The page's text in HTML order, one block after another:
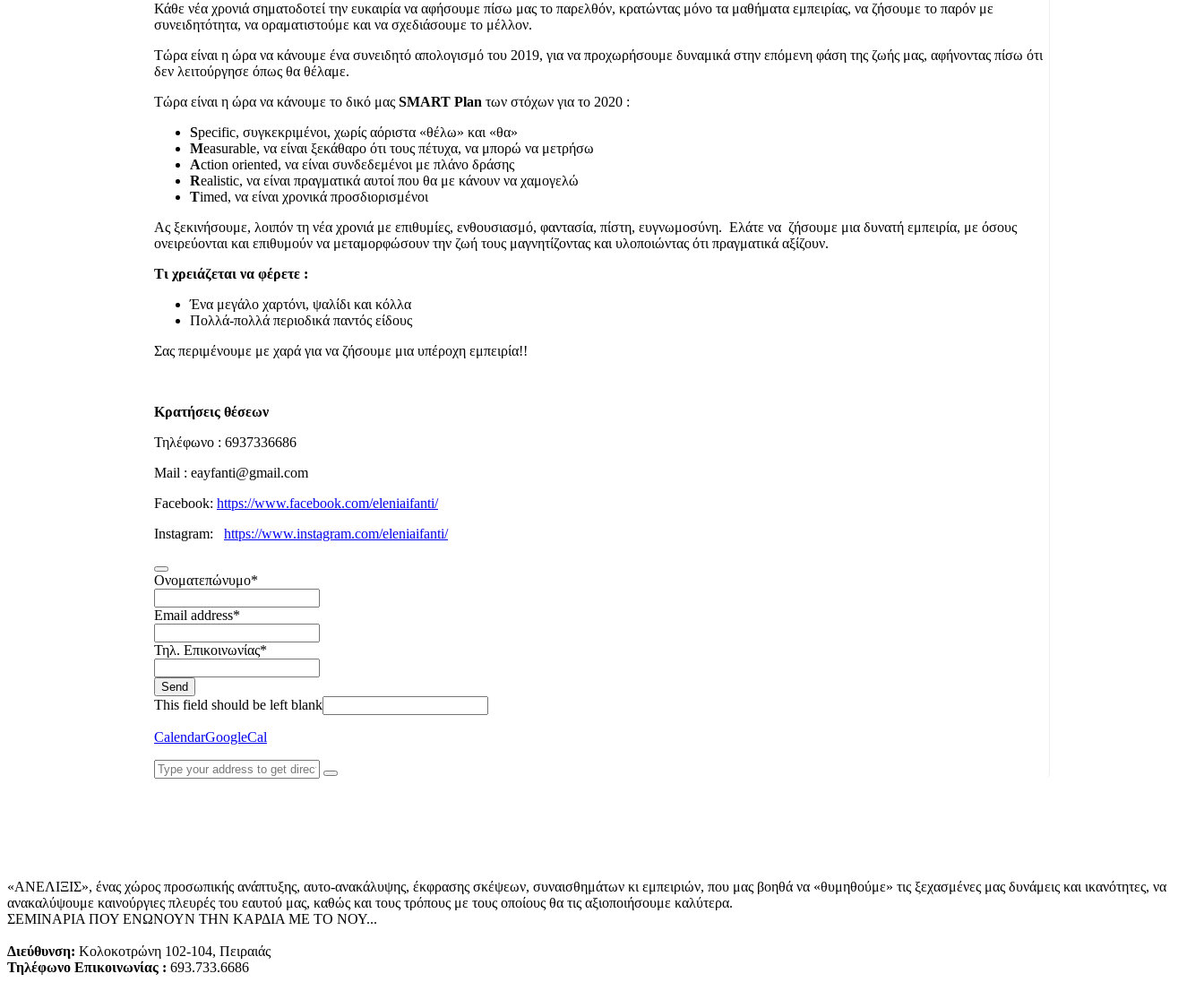
Κάθε νέα χρονιά σηματοδοτεί την ευκαιρία να αφήσουμε πίσω μας το παρελθόν, κρατώντας μόνο τα μαθήματα εμπειρίας, να ζήσουμε το παρόν με
συνειδητότητα, να οραματιστούμε και να σχεδιάσουμε το μέλλον.
Τώρα είναι η ώρα να κάνουμε ένα συνειδητό απολογισμό του 2019, για να προχωρήσουμε δυναμικά στην επόμενη φάση της ζωής μας, αφήνοντας πίσω ότι
δεν λειτούργησε όπως θα θέλαμε.
Τώρα είναι η ώρα να κάνουμε το δικό μας SMART Ρlan των στόχων για το 2020 :
Specific, συγκεκριμένοι, χωρίς αόριστα «θέλω» και «θα»
Measurable, να είναι ξεκάθαρο ότι τους πέτυχα, να μπορώ να μετρήσω
Action oriented, να είναι συνδεδεμένοι με πλάνο δράσης
Realistic, να είναι πραγματικά αυτοί που θα με κάνουν να χαμογελώ
Timed, να είναι χρονικά προσδιορισμένοι
Ας ξεκινήσουμε, λοιπόν τη νέα χρονιά με επιθυμίες, ενθουσιασμό, φαντασία, πίστη, ευγνωμοσύνη. Ελάτε να ζήσουμε μια δυνατή εμπειρία, με όσους
ονειρεύονται και επιθυμούν να μεταμορφώσουν την ζωή τους μαγνητίζοντας και υλοποιώντας ότι πραγματικά αξίζουν.
Τι χρειάζεται να φέρετε :
Ένα μεγάλο χαρτόνι, ψαλίδι και κόλλα
Πολλά-πολλά περιοδικά παντός είδους
Σας περιμένουμε με χαρά για να ζήσουμε μια υπέροχη εμπειρία!!
Κρατήσεις θέσεων
Τηλέφωνο : 6937336686
Mail : eayfanti@gmail.com
Facebook: https://www.facebook.com/eleniaifanti/
Instagram: https://www.instagram.com/eleniaifanti/
Ονοματεπώνυμο*
Email address*
Τηλ. Επικοινωνίας*
Send
This field should be left blank
CalendarGoogleCal
«ΑΝΕΛΙΞΙΣ», ένας χώρος προσωπικής ανάπτυξης, αυτo-ανακάλυψης, έκφρασης σκέψεων, συναισθημάτων κι εμπειριών, που μας βοηθά να «θυμηθούμε» τις ξεχασμένες μας δυνάμεις και ικανότητες, να
ανακαλύψουμε καινούργιες πλευρές του εαυτού μας, καθώς και τους τρόπους με τους οποίους θα τις αξιοποιήσουμε καλύτερα.
ΣΕΜΙΝΑΡΙΑ ΠΟΥ ΕΝΩΝΟΥΝ ΤΗΝ ΚΑΡΔΙΑ ΜΕ ΤΟ ΝΟΥ...
Διεύθυνση: Κολοκοτρώνη 102-104, Πειραιάς
Τηλέφωνο Επικοινωνίας : 693.733.6686